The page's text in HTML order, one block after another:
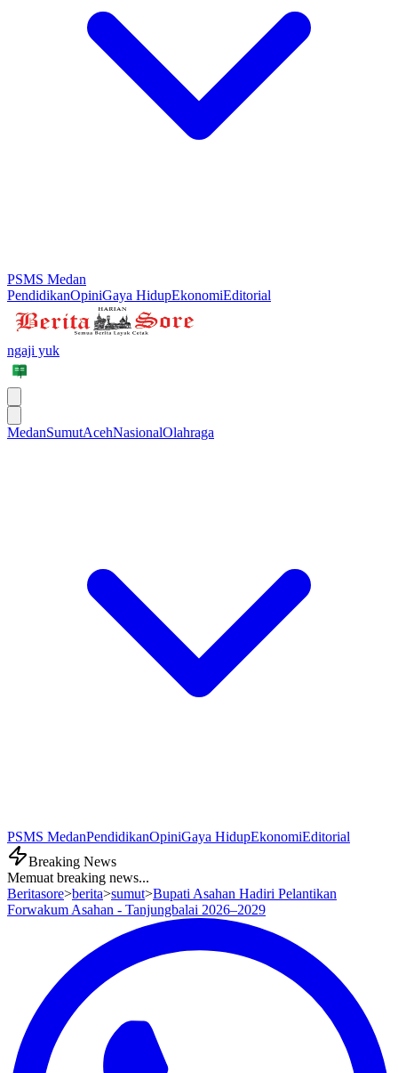
PSMS Medan
PendidikanOpiniGaya HidupEkonomiEditorial
ngaji yuk
MedanSumutAcehNasionalOlahraga
PSMS MedanPendidikanOpiniGaya HidupEkonomiEditorial
Breaking News
Memuat breaking news...
Beritasore>berita>sumut>Bupati Asahan Hadiri Pelantikan
Forwakum Asahan - Tanjungbalai 2026–2029